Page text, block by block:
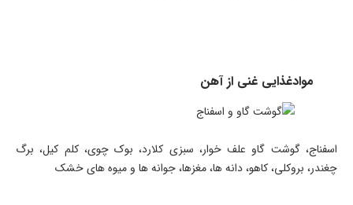
موادغذایی غنی از آهن
اسفناج، گوشت گاو علف خوار، سبزی کلارد، بوک چوی، کلم کیل، برگ
چغندر، بروکلی، کاهو، دانه ها، مغزها، جوانه ها و میوه های خشک